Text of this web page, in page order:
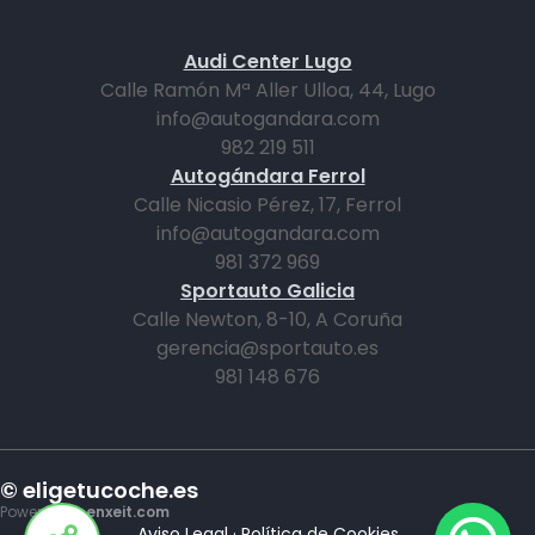
Audi Center Lugo
Calle Ramón Mª Aller Ulloa, 44, Lugo
info@autogandara.com
982 219 511
Autogándara Ferrol
Calle Nicasio Pérez, 17, Ferrol
info@autogandara.com
981 372 969
Sportauto Galicia
Calle Newton, 8-10, A Coruña
gerencia@sportauto.es
981 148 676
© eligetucoche.es
Powered byenxeit.com